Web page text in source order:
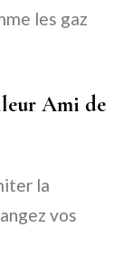
les gaz
Ami de
la
vos